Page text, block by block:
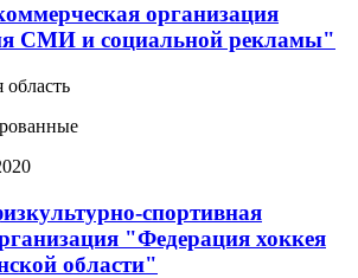
организация
СМИ и социальной рекламы"
область
спортивная
"Федерация хоккея
области"